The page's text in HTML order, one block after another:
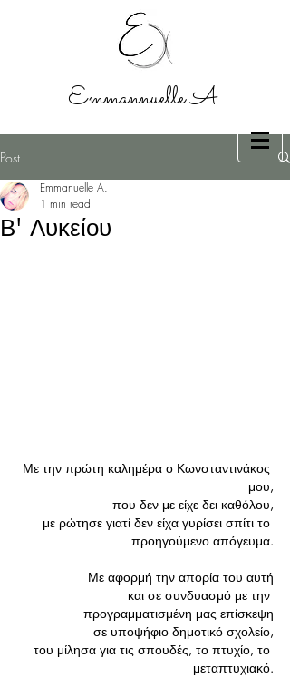
Emmannuelle A.
Post
Β' Λυκείου
Emmanuelle A.
1 min read
Με την πρώτη καλημέρα ο Κωνσταντινάκος
μου,
που δεν με είχε δει καθόλου,
με ρώτησε γιατί δεν είχα γυρίσει σπίτι το
προηγούμενο απόγευμα.
Με αφορμή την απορία του αυτή
και σε συνδυασμό με την
προγραμματισμένη μας επίσκεψη
σε υποψήφιο δημοτικό σχολείο,
του μίλησα για τις σπουδές, το πτυχίο, το
μεταπτυχιακό.